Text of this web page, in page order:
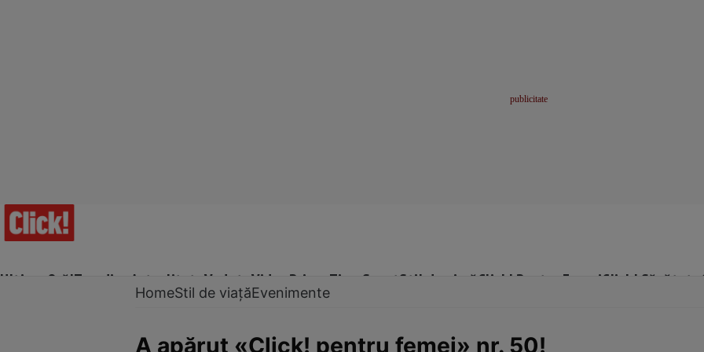
Ultima Oră!Trending Actualitate Vedete Video Prime Time SportStil de viațăClick! Pentru FemeiClick! Sănătate
HomeStil de viațăEvenimente
A apărut «Click! pentru femei» nr. 50!